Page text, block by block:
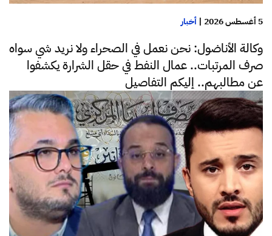
5 أغسطس 2026 | أخبار
وكالة الأناضول: نحن نعمل في الصحراء ولا نريد شي سواه
صرف المرتبات.. عمال النفط في حقل الشرارة يكشفوا
عن مطالبهم.. إليكم التفاصيل